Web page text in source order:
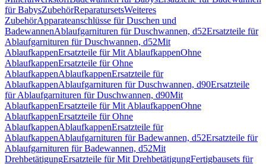
für BabysZubehörReparatursetsWeiteres
ZubehörApparateanschlüsse für Duschen und
BadewannenAblaufgarnituren für Duschwannen, d52Ersatzteile für
Ablaufgarnituren für Duschwannen, d52Mit
AblaufkappenErsatzteile für Mit AblaufkappenOhne
AblaufkappenErsatzteile für Ohne
AblaufkappenAblaufkappenErsatzteile für
AblaufkappenAblaufgarnituren für Duschwannen, d90Ersatzteile
für Ablaufgarnituren für Duschwannen, d90Mit
AblaufkappenErsatzteile für Mit AblaufkappenOhne
AblaufkappenErsatzteile für Ohne
AblaufkappenAblaufkappenErsatzteile für
AblaufkappenAblaufgarnituren für Badewannen, d52Ersatzteile für
Ablaufgarnituren für Badewannen, d52Mit
DrehbetätigungErsatzteile für Mit DrehbetätigungFertigbausets für